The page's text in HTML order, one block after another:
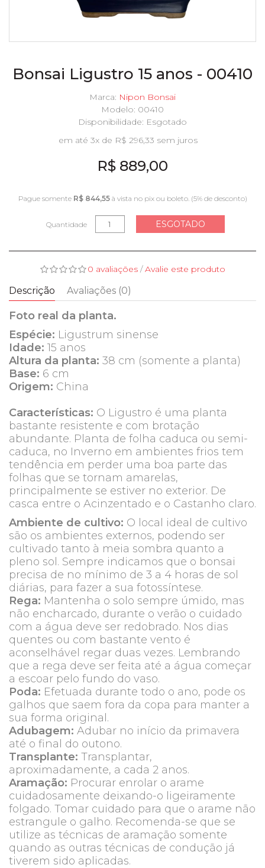
Bonsai Ligustro 15 anos - 00410
Marca: Nipon Bonsai
Modelo: 00410
Disponibilidade: Esgotado
R$ 889,00
em até 3x de R$ 296,33 sem juros
Pague somente R$ 844,55à vista no pix ou boleto. (5% de desconto)
Quantidade ESGOTADO
0 avaliações/Avalie este produto
Descrição Avaliações (0)
Foto real da planta.
Espécie: Ligustrum sinense
Idade: 15 anos
Altura da planta: 38 cm (somente a planta)
Base: 6 cm
Origem: China
Características: O Ligustro é uma planta
bastante resistente e com brotação
abundante. Planta de folha caduca ou semi-
caduca, no Inverno em ambientes frios tem
tendência em perder uma boa parte das
folhas que se tornam amarelas,
principalmente se estiver no exterior. De
casca entre o Acinzentado e o Castanho claro.
Ambiente de cultivo: O local ideal de cultivo
são os ambientes externos, podendo ser
cultivado tanto à meia sombra quanto a
pleno sol. Sempre indicamos que o bonsai
precisa de no mínimo de 3 a 4 horas de sol
diárias, para fazer a sua fotossíntese.
Rega: Mantenha o solo sempre úmido, mas
não encharcado, durante o verão o cuidado
com a água deve ser redobrado. Nos dias
quentes ou com bastante vento é
aconselhável regar duas vezes. Lembrando
que a rega deve ser feita até a água começar
a escoar pelo fundo do vaso.
Poda: Efetuada durante todo o ano, pode os
galhos que saem fora da copa para manter a
sua forma original.
Adubagem: Adubar no início da primavera
até o final do outono.
Transplante: Transplantar,
aproximadamente, a cada 2 anos.
Aramação: Procurar enrolar o arame
cuidadosamente deixando-o ligeiramente
folgado. Tomar cuidado para que o arame não
estrangule o galho. Recomenda-se que se
utilize as técnicas de aramação somente
quando as outras técnicas de condução já
tiverem sido aplicadas.